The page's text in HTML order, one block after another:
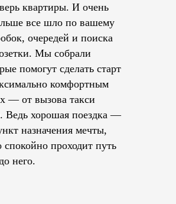
квартиры. И очень
все шло по вашему
очередей и поиска
Мы собрали
помогут сделать старт
комфортным
— от вызова такси
Ведь хорошая поездка —
назначения мечты,
спокойно проходит путь
до него.